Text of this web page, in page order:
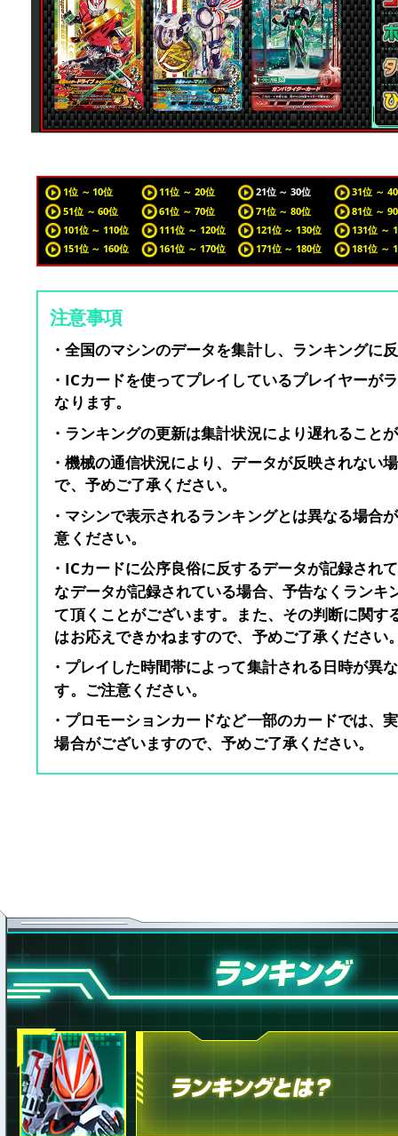
1位 ～ 10位 11位 ～ 20位 21位 ～ 30位
31位 ～
51位 ～ 60位
61位 ～ 70位 71位 ～ 80位 81位 ～
101位 ～ 110位 111位 ～ 120位 121位 ～ 130位 131位 ～
151位 ～ 160位 161位 ～ 170位 171位 ～ 180位 181位 ～
注意事項
・全国のマシンのデータを集計し、ランキングに
・ICカードを使ってプレイしているプレイヤーが
なります。
・ランキングの更新は集計状況により遅れること
・機械の通信状況により、データが反映されない
で、予めご了承ください。
・マシンで表示されるランキングとは異なる場合
意ください。
・ICカードに公序良俗に反するデータが記録され
なデータが記録されている場合、予告なくランキ
て頂くことがございます。また、その判断に関す
はお応えできかねますので、予めご了承ください
・プレイした時間帯によって集計される日時が異
す。ご注意ください。
・プロモーションカードなど一部のカードでは、
場合がございますので、予めご了承ください。